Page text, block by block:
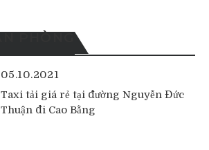
05.10.2021
Taxi tải giá rẻ tại đường Nguyễn Đức
Thuận đi Cao Bằng